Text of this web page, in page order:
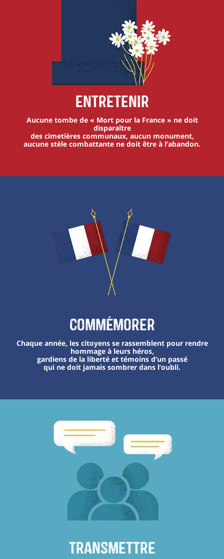
Entretenir
Aucune tombe de « Mort pour la France » ne doit
disparaître
des cimetières communaux, aucun monument,
aucune stèle combattante ne doit être à l’abandon.
Commémorer
Chaque année, les citoyens se rassemblent pour rendre
hommage à leurs héros,
gardiens de la liberté et témoins d’un passé
qui ne doit jamais sombrer dans l’oubli.
transmettre